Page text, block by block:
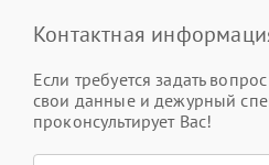
Контактная
Если требуется задать
свои данные и дежурный
проконсультирует Вас!